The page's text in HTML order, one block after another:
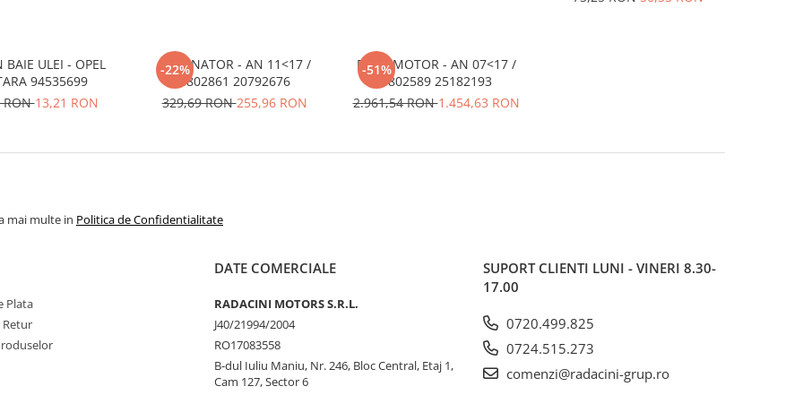
BAIE ULEI - OPEL
94535699
RON13,21 RON
-22%
REZONATOR - AN 11<17 /
4802861 20792676
329,69 RON255,96 RON
-51%
FULIE MOTOR - AN 07<17 /
4802589 25182193
2.961,54 RON1.454,63 RON
mai multe in Politica de Confidentialitate
Plata
Retur
DATE COMERCIALE
RADACINI MOTORS S.R.L.
J40/21994/2004
RO17083558
B-dul Iuliu Maniu, Nr. 246, Bloc Central, Etaj 1,
Cam 127, Sector 6
SUPORT CLIENTI LUNI - VINERI 8.30-
17.00
0720.499.825
0724.515.273
comenzi@radacini-grup.ro